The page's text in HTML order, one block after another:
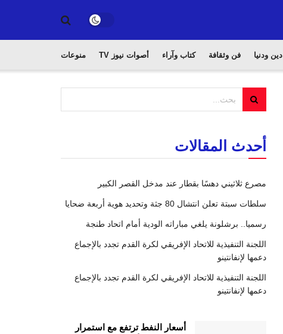
دين ودنيا فن وثقافة كتاب وآراء أصوات نيوز TV منوعات
أحدث المقالات
مصرع ثلاثيني دهسًا بقطار عند مدخل القصر الكبير
سلطات سبتة تعلن انتشال 80 جثة وتحديد هوية أربعة ضحايا
رسميا.. برشلونة يلغي مباراته الودية أمام اتحاد طنجة
اللجنة التنفيذية للاتحاد الإفريقي لكرة القدم تجدد بالإجماع
دعمها لإنفانتينو
اللجنة التنفيذية للاتحاد الإفريقي لكرة القدم تجدد بالإجماع
دعمها لإنفانتينو
أسعار النفط ترتفع مع استمرار